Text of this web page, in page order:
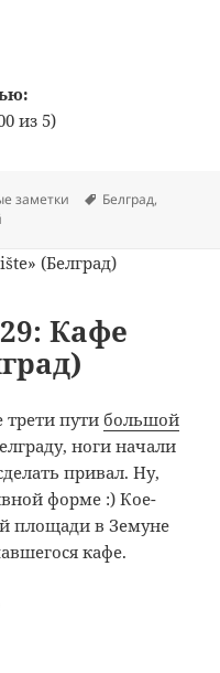
Центр города,
из 5)
заметки Метки
Белград,
Кафе
трети путибольшой
ноги начали
привал. Ну,
форме :) Кое-
площади в Земуне
кафе.
Кафе «Pozorište»